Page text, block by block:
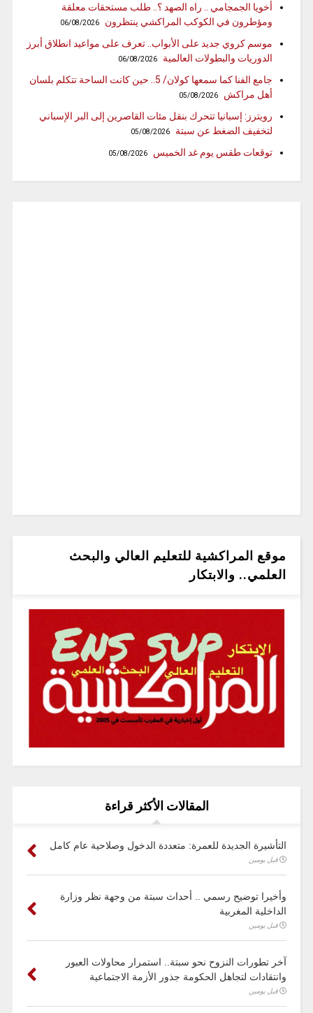
أخويا الجمجامي .. راه الصهد ؟.. طلب مستحقات معلقة
ومؤطرون في الكوكب المراكشي ينتظرون
06/08/2026
موسم كروي جديد على الأبواب.. تعرف على مواعيد انطلاق أبرز
الدوريات والبطولات العالمية
06/08/2026
جامع الفنا كما سمعها كولان/ 5.. حين كانت الساحة تتكلم بلسان
أهل مراكش
05/08/2026
رويترز: إسبانيا تتحرك بنقل مئات القاصرين إلى البر الإسباني
لتخفيف الضغط عن سبتة
05/08/2026
توقعات طقس يوم غد الخميس 05/08/2026
موقع المراكشية للتعليم العالي والبحث
العلمي.. والابتكار
المقالات الأكثر قراءة
التأشيرة الجديدة للعمرة: متعددة الدخول وصلاحية عام كامل
قبل يومين
وأخيرا توضيح رسمي .. أحداث سبتة من وجهة نظر وزارة
الداخلية المغربية
قبل يومين
آخر تطورات النزوح نحو سبتة.. استمرار محاولات العبور
وانتقادات لتجاهل الحكومة جذور الأزمة الاجتماعية
قبل يومين